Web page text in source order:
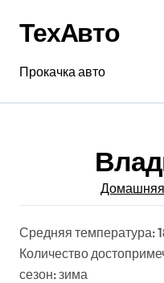
содержанию
ТехАвто
Прокачка авто
Домашняя
Средняя температура:
Количество
сезон: зима